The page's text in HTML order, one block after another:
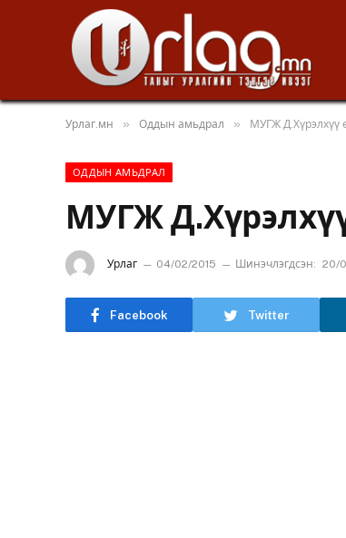
Урлаг.мн » Оддын амьдрал » МУГЖ Д.Хүрэлхүү
ОДДЫН АМЬДРАЛ
МУГЖ
Урлаг 04/02/2015 Шинэчлэгдсэн: 20/
Facebook Twitter